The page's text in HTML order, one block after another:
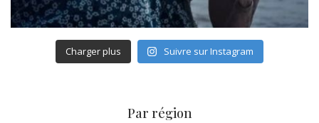
Charger plus Suivre sur Instagram
Par région